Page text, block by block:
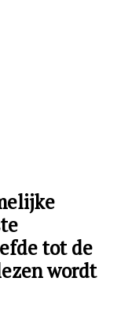
tot de
wordt